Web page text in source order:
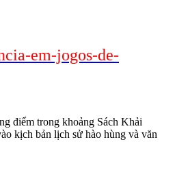
em-jogos-de-
điểm trong khoảng Sách Khải
kịch bản lịch sử hào hùng và văn